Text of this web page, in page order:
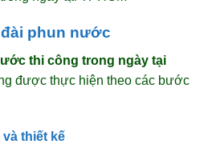
phun nước
thi công trong ngày tại
được thực hiện theo các bước
thiết kế